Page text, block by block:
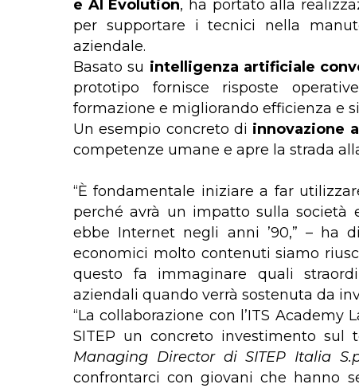
e AI Evolution, ha portato alla
per supportare i tecnici nella
aziendale.
Basato su intelligenza artificiale
prototipo fornisce risposte
formazione e migliorando efficienza e
Un esempio concreto di innovazione
competenze umane e apre la strada
“È fondamentale iniziare a far
perché avrà un impatto sulla società
ebbe Internet negli anni ’90,” – ha
economici molto contenuti siamo
questo fa immaginare quali
aziendali quando verrà sostenuta da
“La collaborazione con l’ITS
SITEP un concreto investimento sul
Managing Director di SITEP Italia
confrontarci con giovani che hanno